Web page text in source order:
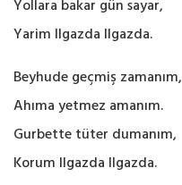
Yollara bakar gün sayar,
Yarim Ilgazda Ilgazda.
Beyhude geçmiş zamanım,
Ahıma yetmez amanım.
Gurbette tüter dumanım,
Korum Ilgazda Ilgazda.